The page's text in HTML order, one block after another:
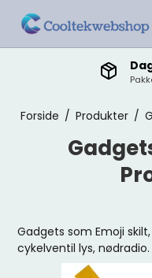
Forside / Produkter /
Gadgets som Emoji
cykelventil lys, nødradio.